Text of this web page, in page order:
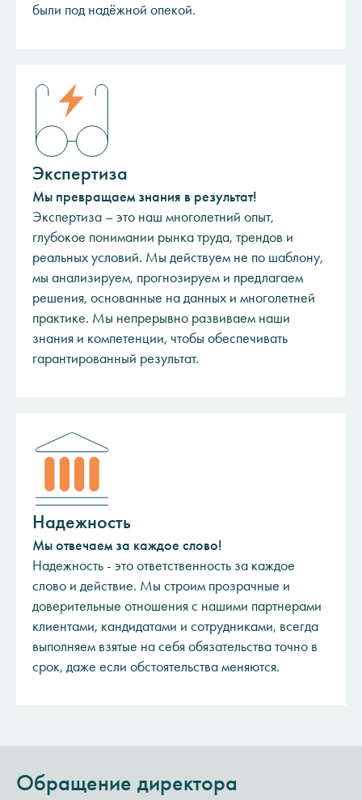
были под надёжной опекой.
Экспертиза
Мы превращаем знания в результат!
Экспертиза – это наш многолетний опыт,
глубокое понимании рынка труда, трендов и
реальных условий. Мы действуем не по шаблону,
мы анализируем, прогнозируем и предлагаем
решения, основанные на данных и многолетней
практике. Мы непрерывно развиваем наши
знания и компетенции, чтобы обеспечивать
гарантированный результат.
Надежность
Мы отвечаем за каждое слово!
Надежность - это ответственность за каждое
слово и действие. Мы строим прозрачные и
доверительные отношения c нашими партнерами
клиентами, кандидатами и сотрудниками, всегда
выполняем взятые на себя обязательства точно в
срок, даже если обстоятельства меняются.
Обращение директора